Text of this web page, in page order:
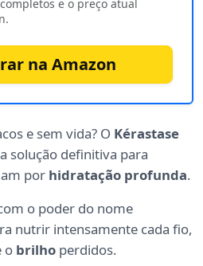
e o preço atual
na Amazon
e sem vida? O Kérastase
solução definitiva para
por hidratação profunda.
o poder do nome
nutrir intensamente cada fio,
o brilho perdidos.